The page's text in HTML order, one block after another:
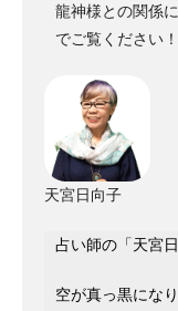
龍神様との関係
でご覧ください！
天宮日向子
占い師の「天宮
空が真っ黒にな